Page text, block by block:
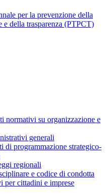
per la prevenzione della
e della trasparenza (PTPCT)
normativi su organizzazione e
generali
di programmazione strategico-
regionali
e codice di condotta
per cittadini e imprese